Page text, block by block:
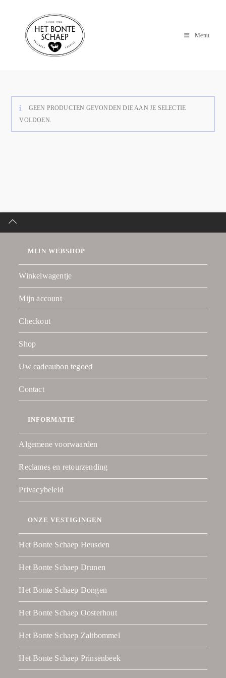
Menu
GEEN PRODUCTEN GEVONDEN DIE AAN JE SELECTIE
VOLDOEN.
MIJN WEBSHOP
Winkelwagentje
Mijn account
Checkout
Shop
Uw cadeaubon tegoed
Contact
INFORMATIE
Algemene voorwaarden
Reclames en retourzending
Privacybeleid
ONZE VESTIGINGEN
Het Bonte Schaep Heusden
Het Bonte Schaep Drunen
Het Bonte Schaep Dongen
Het Bonte Schaep Oosterhout
Het Bonte Schaep Zaltbommel
Het Bonte Schaep Prinsenbeek